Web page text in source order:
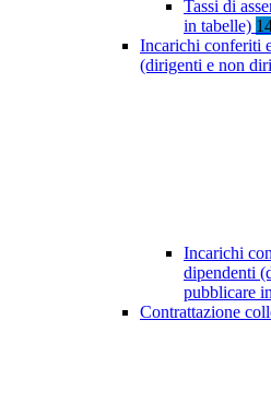
Tassi di
in tabelle)
Incarichi conferiti
(dirigenti e non
Incarichi
dipendenti
pubblicare
Contrattazione